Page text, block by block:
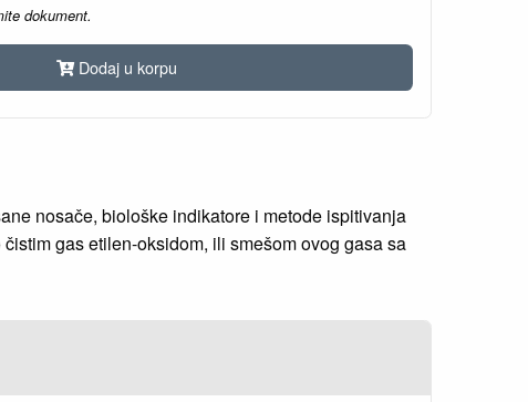
dokument.
Dodaj u korpu
nosače, biološke indikatore i metode ispitivanja
gas etilen-oksidom, ili smešom ovog gasa sa